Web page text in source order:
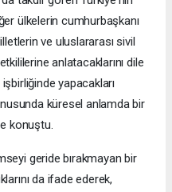
ülkelerin cumhurbaşkanı
ve uluslararası sivil
anlatacaklarını dile
yapacakları
küresel anlamda bir
konuştu.
geride bırakmayan bir
da ifade ederek,